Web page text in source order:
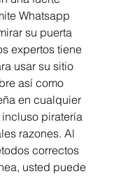
Whatsapp
su puerta
expertos tiene
usar su sitio
así como
en cualquier
piratería
razones. Al
correctos
usted puede